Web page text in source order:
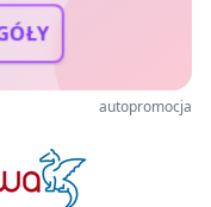
autopromocja